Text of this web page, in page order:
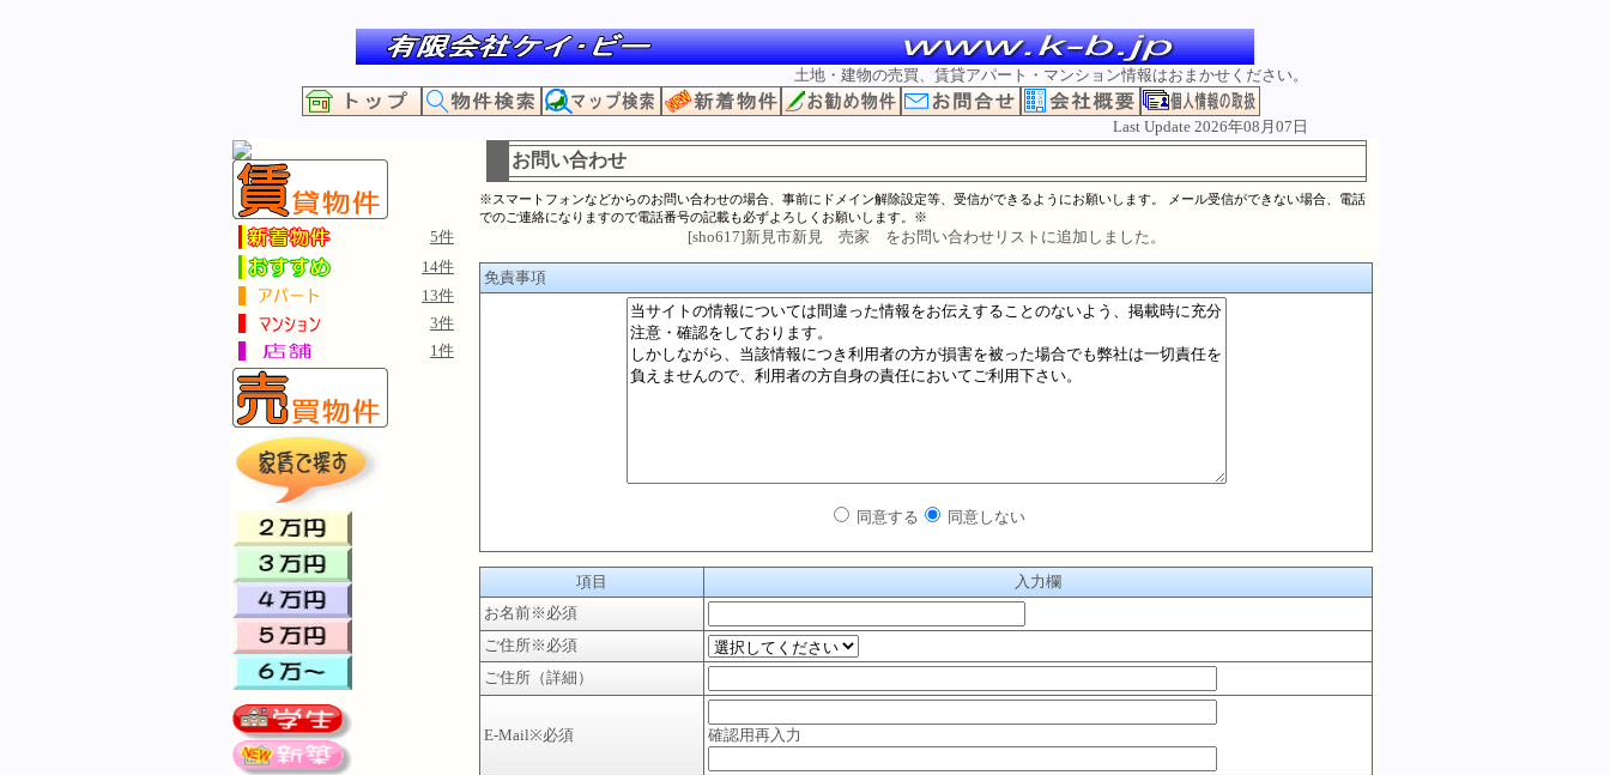
土地・建物の売買、賃貸アパート・マンション情報はおまかせください。
Last Update 2026年08月07日
5件
14件
13件
3件
1件
お問い合わせ
※スマートフォンなどからのお問い合わせの場合、事前にドメイン解除設定等、受信ができるようにお願いします。 メール受信ができない場合、電話
でのご連絡になりますので電話番号の記載も必ずよろしくお願いします。※
[sho617]新見市新見 売家 をお問い合わせリストに追加しました。
免責事項
同意する 同意しない
項目
入力欄
お名前※必須
ご住所※必須
ご住所（詳細）
E-Mail※必須 確認用再入力